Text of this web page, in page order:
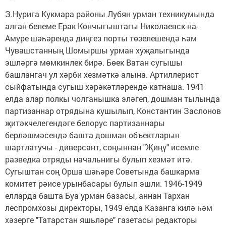
З.Нурига Кукмара районы Лубян урман техникумында
алган белеме Ерак Көнчыгыштагы Николаевск-на-
Амуре шәһәрендә диңгез порты төзелешендә һәм
Чувашстанның Шомыршы урман хуҗалыгында
эшләргә мөмкинлек бирә. Бөек Ватан сугышы
башлангач ул хәрби хезмәткә алына. Артиллерист
сыйфатында сугыш хәрәкәтләрендә катнаша. 1941
елда алар полкы чолганышка эләгеп, дошман тылында
партизаннар отрядына кушылып, Константин Заслонов
җитәкчелегендәге белорус партизаннары
берләшмәсендә башта дошман объектларын
шартлатучы - диверсант, соңыннан "Җиңү" исемле
разведка отряды начальнигы булып хезмәт итә.
Сугыштан соң Орша шәһәре Советында башкарма
комитет рәисе урынбасары булып эшли. 1946-1949
елларда башта Буа урман базасы, аннан Тархан
леспромхозы директоры, 1949 елда Казанга килә һәм
хәзерге "Татарстан яшьләре" газетасы редакторы